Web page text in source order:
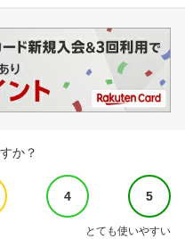
か？
4 5
とても使いやすい